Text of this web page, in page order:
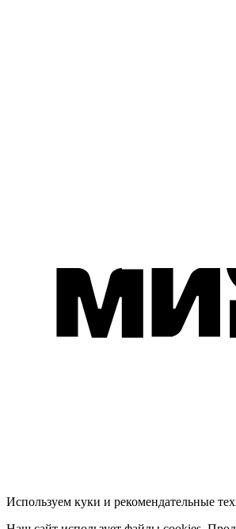
Используем куки и рекомендательные